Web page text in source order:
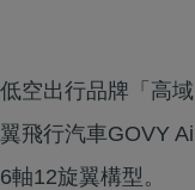
空出行品牌「高
飛行汽車GOVY
12旋翼構型。